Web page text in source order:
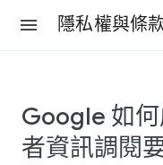
隱私權與條
Google 如
者資訊調閱